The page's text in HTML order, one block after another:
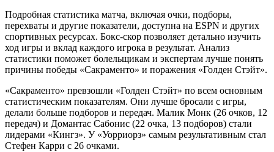
Подробная статистика матча, включая очки, подборы,
перехваты и другие показатели, доступна на ESPN и других
спортивных ресурсах. Бокс-скор позволяет детально изучить
ход игры и вклад каждого игрока в результат. Анализ
статистики поможет болельщикам и экспертам лучше понять
причины победы «Сакраменто» и поражения «Голден Стэйт».
«Сакраменто» превзошли «Голден Стэйт» по всем основным
статистическим показателям. Они лучше бросали с игры,
делали больше подборов и передач. Малик Монк (26 очков, 12
передач) и Домантас Сабонис (22 очка, 13 подборов) стали
лидерами «Кингз». У «Уорриорз» самым результативным стал
Стефен Карри с 26 очками.